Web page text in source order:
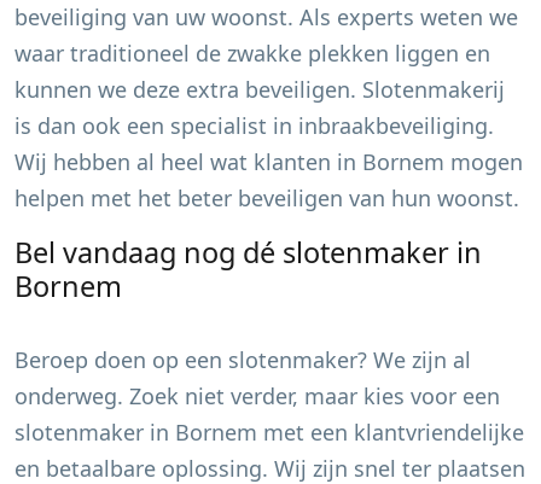
beveiliging van uw woonst. Als experts weten we
waar traditioneel de zwakke plekken liggen en
kunnen we deze extra beveiligen. Slotenmakerij
is dan ook een specialist in inbraakbeveiliging.
Wij hebben al heel wat klanten in Bornem mogen
helpen met het beter beveiligen van hun woonst.
Bel vandaag nog dé slotenmaker in
Bornem
Beroep doen op een slotenmaker? We zijn al
onderweg. Zoek niet verder, maar kies voor een
slotenmaker in Bornem met een klantvriendelijke
en betaalbare oplossing. Wij zijn snel ter plaatsen